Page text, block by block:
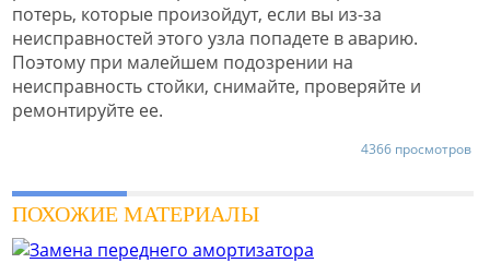
потерь, которые произойдут, если вы из-за
неисправностей этого узла попадете в аварию.
Поэтому при малейшем подозрении на
неисправность стойки, снимайте, проверяйте и
ремонтируйте ее.
4366 просмотров
ПОХОЖИЕ МАТЕРИАЛЫ